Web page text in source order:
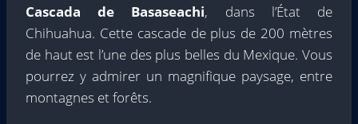
Cascada de Basaseachi, dans l’État de
Chihuahua. Cette cascade de plus de 200 mètres
de haut est l’une des plus belles du Mexique. Vous
pourrez y admirer un magnifique paysage, entre
montagnes et forêts.